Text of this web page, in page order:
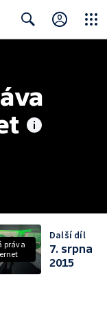
práva
Další díl
7. srpna
2015